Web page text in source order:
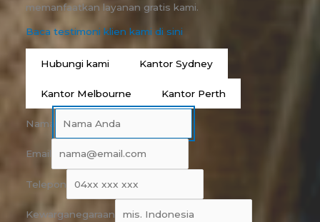
memanfaatkan layanan gratis kami.
Baca testimoni klien kami di sini
Hubungi kami Kantor Sydney
Kantor Melbourne Kantor Perth
Nama
Email
Telepon
Kewarganegaraan